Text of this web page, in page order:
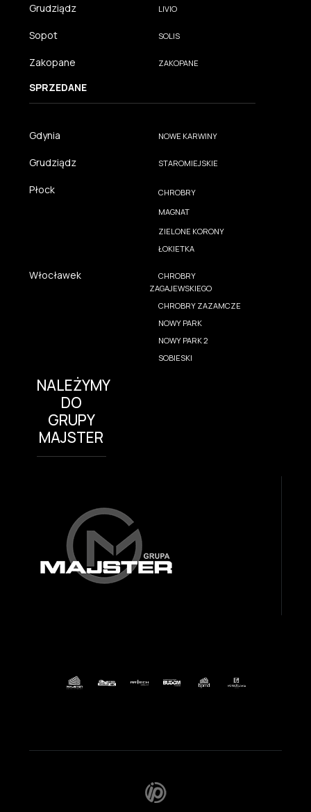
Grudziądz LIVIO
Sopot SOLIS
Zakopane ZAKOPANE
SPRZEDANE
Gdynia NOWE KARWINY
Grudziądz STAROMIEJSKIE
Płock
CHROBRY
MAGNAT
ZIELONE KORONY
ŁOKIETKA
Włocławek
CHROBRY
ZAGAJEWSKIEGO
CHROBRY ZAZAMCZE
NOWY PARK
NOWY PARK 2
SOBIESKI
NALEŻYMY
DO
GRUPY
MAJSTER